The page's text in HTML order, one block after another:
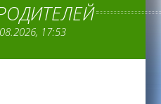
17:53